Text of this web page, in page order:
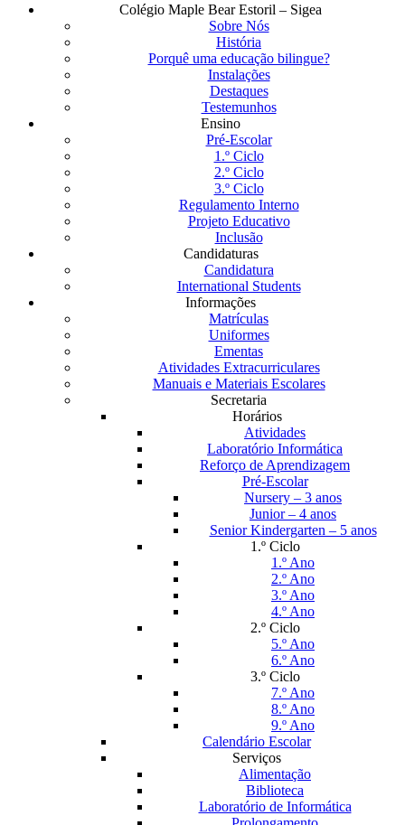
Fechar
Colégio Maple Bear Estoril – Sigea
Sobre Nós
História
Porquê uma educação bilingue?
Instalações
Destaques
Testemunhos
Ensino
Pré-Escolar
1.º Ciclo
2.º Ciclo
3.º Ciclo
Regulamento Interno
Projeto Educativo
Inclusão
Candidaturas
Candidatura
International Students
Informações
Matrículas
Uniformes
Ementas
Atividades Extracurriculares
Manuais e Materiais Escolares
Secretaria
Horários
Atividades
Laboratório Informática
Reforço de Aprendizagem
Pré-Escolar
Nursery – 3 anos
Junior – 4 anos
Senior Kindergarten – 5 anos
1.º Ciclo
1.º Ano
2.º Ano
3.º Ano
4.º Ano
2.º Ciclo
5.º Ano
6.º Ano
3.º Ciclo
7.º Ano
8.º Ano
9.º Ano
Calendário Escolar
Serviços
Alimentação
Biblioteca
Laboratório de Informática